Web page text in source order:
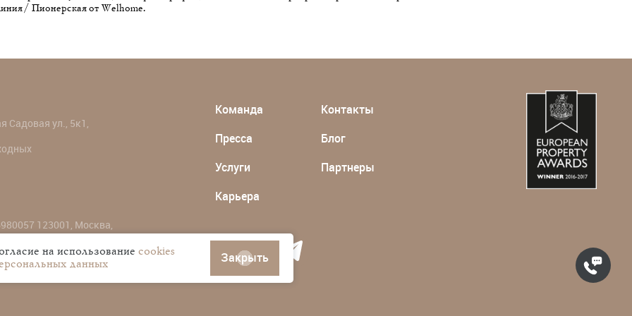
/ Пионерская от Welhome.
Садовая ул., 5к1,
123001, Москва,
Команда
Пресса
Услуги
Карьера
Контакты
Блог
Партнеры
на использование cookies
данных Закрыть